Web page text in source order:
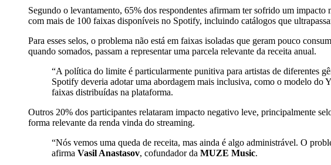
Segundo o levantamento, 65% dos respondentes afirmam ter sofrido um
com mais de 100 faixas disponíveis no Spotify, incluindo catálogos que
Para esses selos, o problema não está em faixas isoladas que geram pouco
quando somados, passam a representar uma parcela relevante da receita anual.
“A política do limite é particularmente punitiva para artistas de diferentes
Spotify deveria adotar uma abordagem mais inclusiva, como o modelo do
faixas distribuídas na plataforma.
Outros 20% dos participantes relataram impacto negativo leve, principalmente
forma relevante da renda vinda do streaming.
“Nós vemos uma queda de receita, mas ainda é algo administrável. O
afirma Vasil Anastasov, cofundador da MUZE Music.